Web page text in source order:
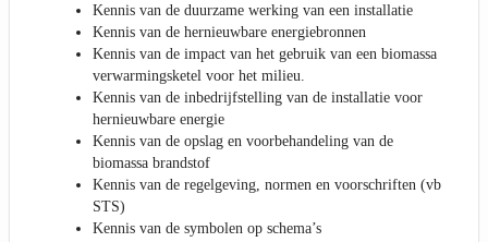
Kennis van de duurzame werking van een installatie
Kennis van de hernieuwbare energiebronnen
Kennis van de impact van het gebruik van een biomassa
verwarmingsketel voor het milieu.
Kennis van de inbedrijfstelling van de installatie voor
hernieuwbare energie
Kennis van de opslag en voorbehandeling van de
biomassa brandstof
Kennis van de regelgeving, normen en voorschriften (vb
STS)
Kennis van de symbolen op schema’s